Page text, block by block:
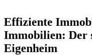
Effiziente
Immobilien: Der
Eigenheim